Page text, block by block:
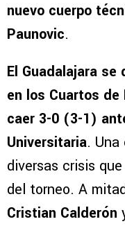
nuevo cuerpo
Paunovic.
El Guadalajara
en los Cuartos
caer 3-0 (3-1)
Universitaria.
diversas crisis
del torneo. A
Cristian Calderón